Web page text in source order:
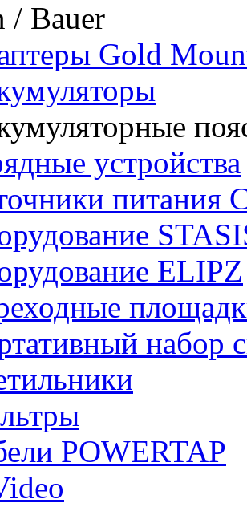
/ Bauer
Gold
устройства
питания
ELIPZ
набор
POWERTAP